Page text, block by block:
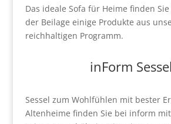
Das ideale Sofa für Heime finden
der Beilage einige Produkte aus
reichhaltigen Programm.
inForm Sessel
Sessel zum Wohlfühlen mit bester
Altenheime finden Sie bei inform